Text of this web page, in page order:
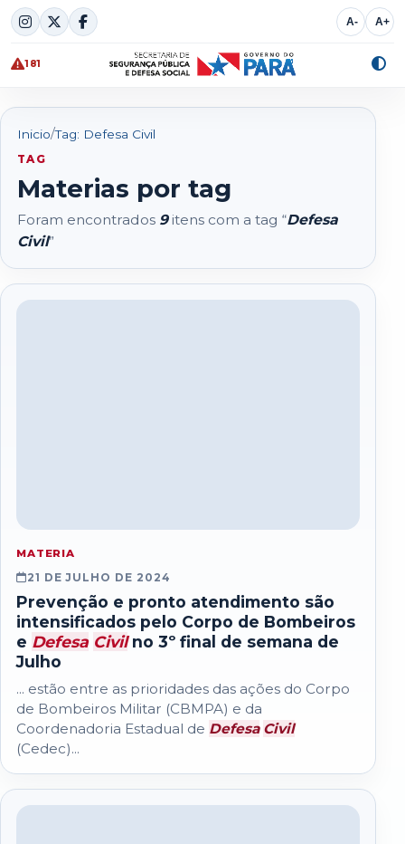
Skip
to
content
A- A+
181
Inicio/Tag: Defesa Civil
TAG
Materias por tag
Foram encontrados 9itens com a tag “Defesa
Civil”
MATERIA
21 DE JULHO DE 2024
Prevenção e pronto atendimento são
intensificados pelo Corpo de Bombeiros
e Defesa Civilno 3º final de semana de
Julho
... estão entre as prioridades das ações do Corpo
de Bombeiros Militar (CBMPA) e da
Coordenadoria Estadual de Defesa Civil
(Cedec)...